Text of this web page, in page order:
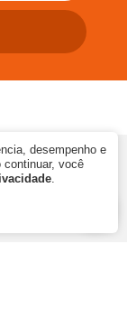
0001-06 | Ins.
desempenho e
continuar, você
.